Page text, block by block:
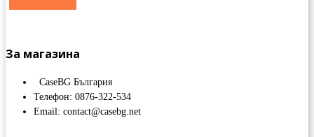
За магазина
CaseBG България
Телефон: 0876-322-534
Email: contact@casebg.net